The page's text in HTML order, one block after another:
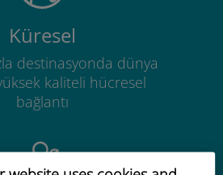
Küresel
destinasyonda dünya
kaliteli hücresel
bağlantı